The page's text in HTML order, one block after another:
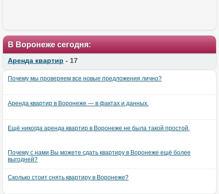
В Воронеже сегодня:
Аренда квартир - 17
Почему мы проверяем все новые предложения лично?
Аренда квартир в Воронеже — в фактах и данных.
Ещё никогда аренда квартир в Воронеже не была такой простой.
Почему с нами Вы можете сдать квартиру в Воронеже ещё более
выгодней?
Сколько стоит снять квартиру в Воронеже?